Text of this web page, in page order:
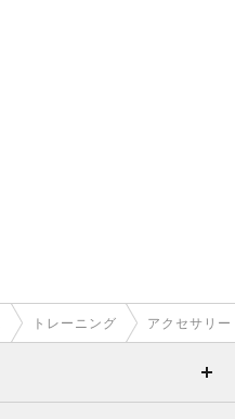
トレーニング アクセサリー